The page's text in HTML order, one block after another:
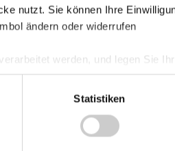
nutzt. Sie können Ihre
ändern oder widerrufen
werden, und legen Sie
Funktionen für soziale
geben wir Informationen zu
Statistiken
Profis
Ticketing